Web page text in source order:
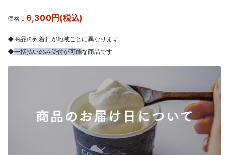
価格： 6,300円(税込)
◆商品の到着日が地域ごとに異なります
◆一括払いのみ受付が可能な商品です